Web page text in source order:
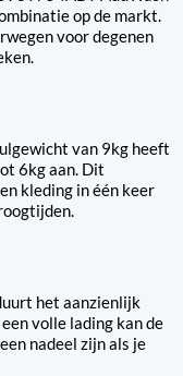
op de markt.
voor degenen
van 9kg heeft
6kg aan. Dit
kleding in één keer
het aanzienlijk
volle lading kan de
nadeel zijn als je